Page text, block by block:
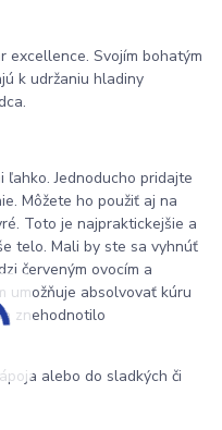
excellence. Svojím bohatým
k udržaniu hladiny
ľahko. Jednoducho pridajte
Môžete ho použiť aj na
Toto je najpraktickejšie a
telo. Mali by ste sa vyhnúť
červeným ovocím a
umožňuje absolvovať kúru
znehodnotilo
alebo do sladkých či